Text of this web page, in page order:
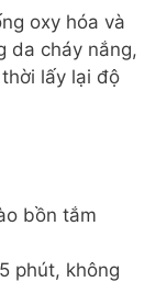
oxy hóa và
da cháy nắng,
lấy lại độ
bồn tắm
phút, không